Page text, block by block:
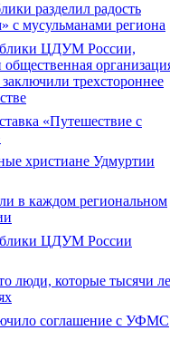
разделил радость
с мусульманами региона
ЦДУМ России,
трехстороннее
«Путешествие с
христиане Удмуртии
в каждом региональном
ЦДУМ России
люди, которые тысячи
соглашение с УФМС